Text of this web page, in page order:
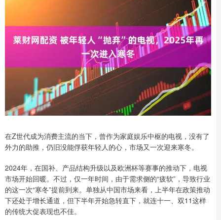
在Z世代成为消费主流的当下，曾作为家庭娱乐中枢的电视，没有了
外力的助推，仍旧没能俘获年轻人的心，市场又一次迎来寒冬。
2024年，在国补、产品结构升级以及欧洲杯等赛事的推动下，电视
市场开始回暖。不过，仅一年时间，由于需求侧的“疲软”，导致行业
的这一次“寒冬”提前到来。单独从中国市场来看，上半年在政策推动
下还处于增长通道，但下半年开始急转直下，就连十一、双11这样
的传统大促表现也不佳。